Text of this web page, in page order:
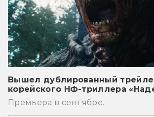
Вышел дублированный
корейского НФ-триллера
Премьера в сентябре.